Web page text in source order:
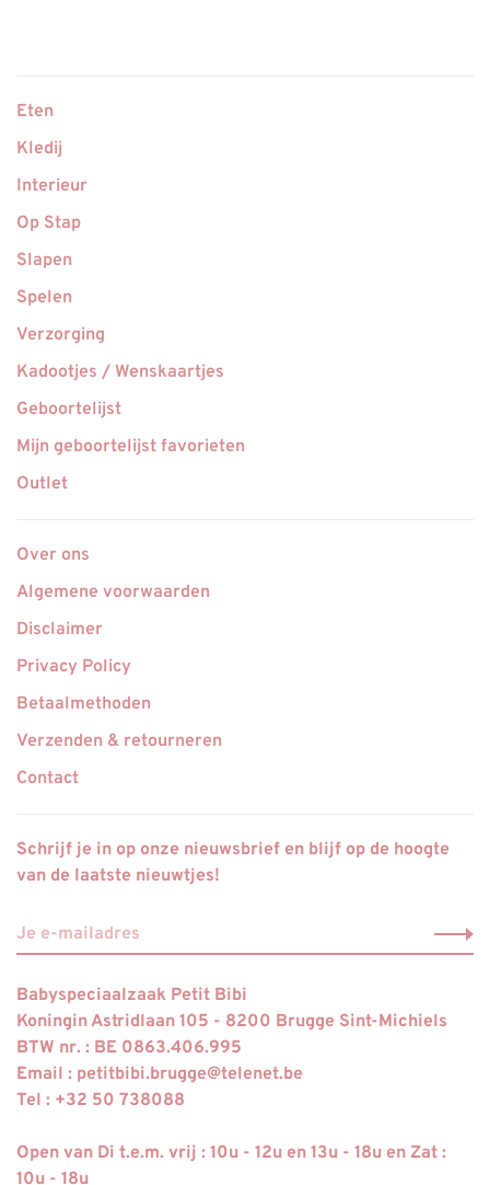
Eten
Kledij
Interieur
Op Stap
Slapen
Spelen
Verzorging
Kadootjes / Wenskaartjes
Geboortelijst
Mijn geboortelijst favorieten
Outlet
Over ons
Algemene voorwaarden
Disclaimer
Privacy Policy
Betaalmethoden
Verzenden & retourneren
Contact
Schrijf je in op onze nieuwsbrief en blijf op de hoogte
van de laatste nieuwtjes!
Babyspeciaalzaak Petit Bibi
Koningin Astridlaan 105 - 8200 Brugge Sint-Michiels
BTW nr. : BE 0863.406.995
Email : petitbibi.brugge@telenet.be
Tel : +32 50 738088
Open van Di t.e.m. vrij : 10u - 12u en 13u - 18u en Zat :
10u - 18u